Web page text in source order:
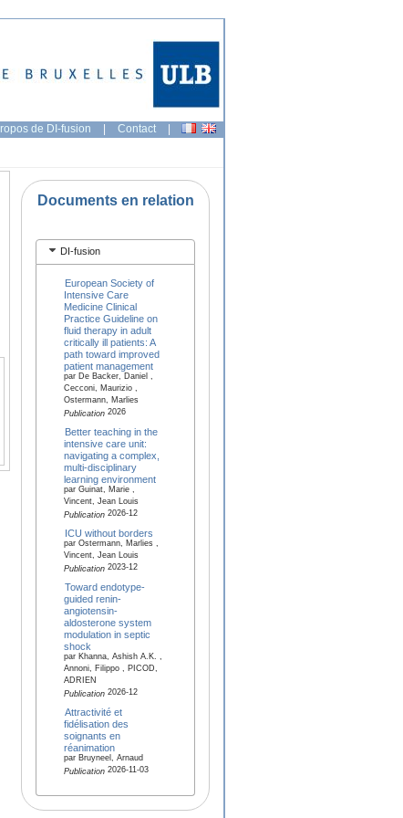
de DI-fusion | Contact |
Documents en relation
DI-fusion
European Society of
Intensive Care
Medicine Clinical
Practice Guideline on
fluid therapy in adult
critically ill patients: A
path toward improved
patient management
par De Backer, Daniel ,
Cecconi, Maurizio ,
Ostermann, Marlies
Publication2026
Better teaching in the
intensive care unit:
navigating a complex,
multi-disciplinary
learning environment
par Guinat, Marie ,
Vincent, Jean Louis
Publication2026-12
ICU without borders
par Ostermann, Marlies ,
Vincent, Jean Louis
Publication2023-12
Toward endotype-
guided renin-
angiotensin-
aldosterone system
modulation in septic
shock
par Khanna, Ashish A.K. ,
Annoni, Filippo , PICOD,
ADRIEN
Publication2026-12
Attractivité et
fidélisation des
soignants en
réanimation
par Bruyneel, Arnaud
Publication2026-11-03